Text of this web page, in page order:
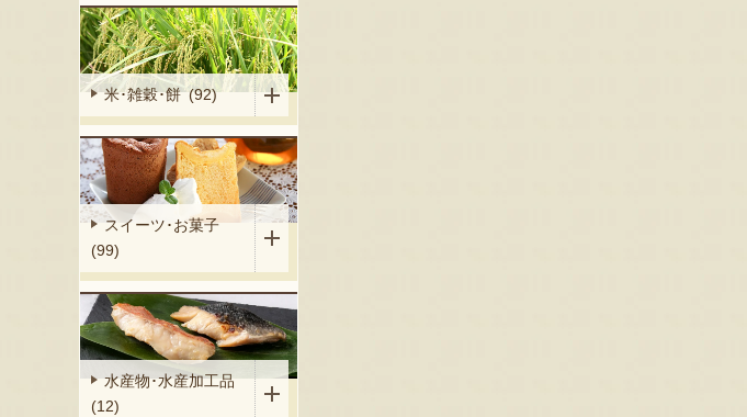
米･雑穀･餅 (92)
スイーツ･お菓子
(99)
水産物･水産加工品
(12)